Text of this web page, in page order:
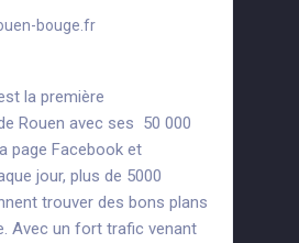
bouge.fr
la première
Rouen avec ses 50 000
page Facebook et
jour, plus de 5000
trouver des bons plans
Avec un fort trafic venant